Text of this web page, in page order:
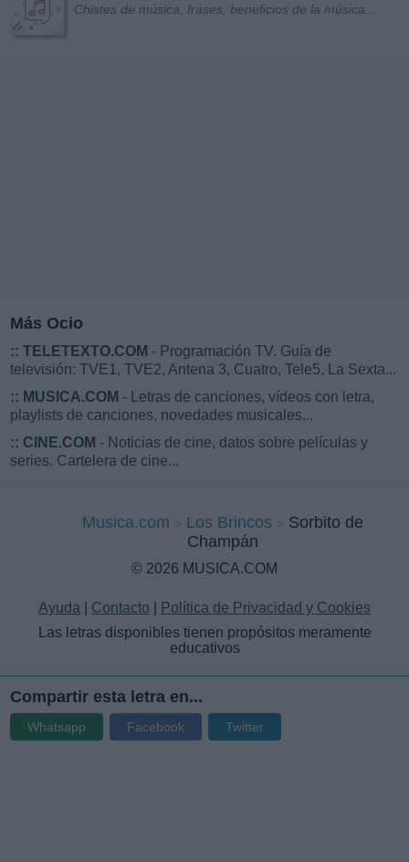
Chistes de música, frases, beneficios de la música...
Más Ocio
:: TELETEXTO.COM - Programación TV. Guía de
televisión: TVE1, TVE2, Antena 3, Cuatro, Tele5, La Sexta...
:: MUSICA.COM - Letras de canciones, vídeos con letra,
playlists de canciones, novedades musicales...
:: CINE.COM - Noticias de cine, datos sobre películas y
series. Cartelera de cine...
Musica.com Los Brincos
Sorbito de
Champán
© 2026 MUSICA.COM
Ayuda Contacto
Política de Privacidad y Cookies
Las letras disponibles tienen propósitos meramente
educativos
Compartir esta letra en...
Whatsapp Facebook Twitter